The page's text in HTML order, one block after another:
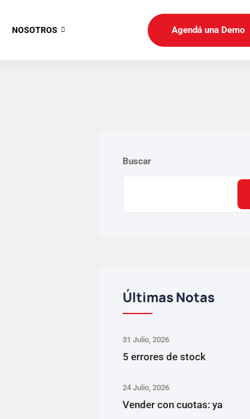
NOSOTROS Agendá una Demo
Buscar
Últimas Notas
31 Julio, 2026
5 errores de stock
24 Julio, 2026
Vender con cuotas: ya